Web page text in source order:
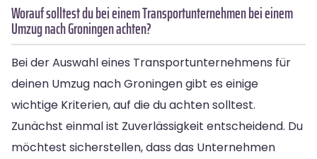
Worauf solltest du bei einem Transportunternehmen bei einem
Umzug nach Groningen achten?
Bei der Auswahl eines Transportunternehmens für
deinen Umzug nach Groningen gibt es einige
wichtige Kriterien, auf die du achten solltest.
Zunächst einmal ist Zuverlässigkeit entscheidend. Du
möchtest sicherstellen, dass das Unternehmen